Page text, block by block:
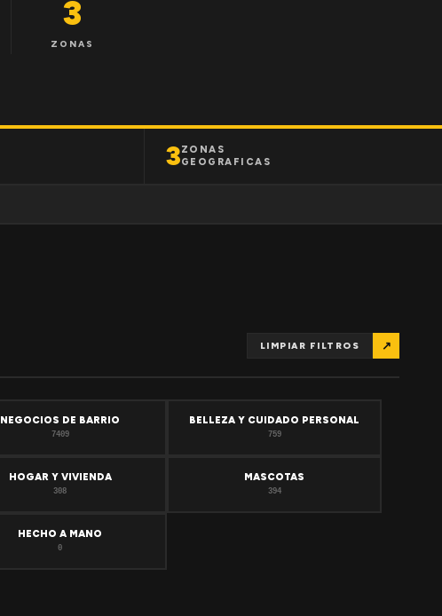
3
ZONAS
3ZONAS
GEOGRAFICAS
LIMPIAR FILTROS ↗
NEGOCIOS DE BARRIO
7409
BELLEZA Y CUIDADO PERSONAL
759
HOGAR Y VIVIENDA
308
MASCOTAS
394
HECHO A MANO
0